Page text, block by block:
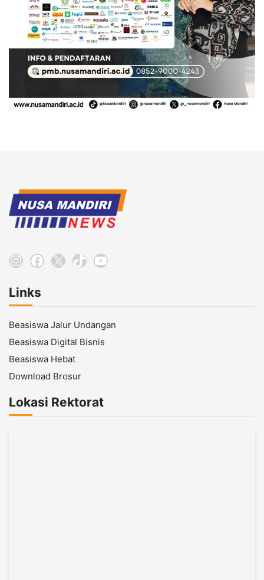
Instagram
Facebook
X TikTokYouTube
Links
Beasiswa Jalur Undangan
Beasiswa Digital Bisnis
Beasiswa Hebat
Download Brosur
Lokasi Rektorat